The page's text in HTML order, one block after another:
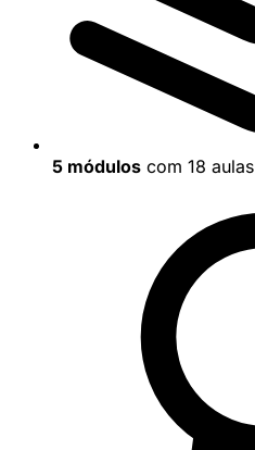
5 módulos com 18 aulas